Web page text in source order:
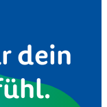
dein